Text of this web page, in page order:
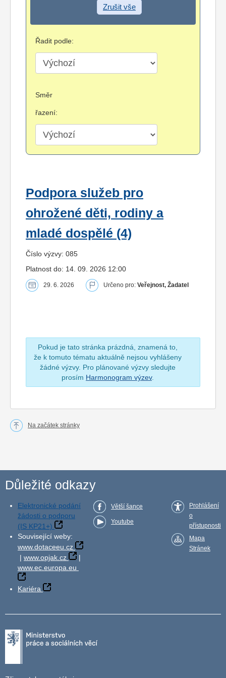
Zrušit vše
Řadit podle:
Směr
řazení:
Podpora služeb pro
ohrožené děti, rodiny a
mladé dospělé (4)
Číslo výzvy: 085
Platnost do: 14. 09. 2026 12:00
29. 6. 2026 Určeno pro: Veřejnost, Žadatel
Pokud je tato stránka prázdná, znamená to,
že k tomuto tématu aktuálně nejsou vyhlášeny
žádné výzvy. Pro plánované výzvy sledujte
prosím Harmonogram výzev.
Na začátek stránky
Důležité odkazy
Elektronické podání
žádosti o podporu
(IS KP21+)
Související weby:
www.dotaceeu.cz
| www.opjak.cz
|
www.ec.europa.eu
Kariéra
Větší šance
Youtube
Prohlášení
o
přístupnosti
Mapa
Stránek